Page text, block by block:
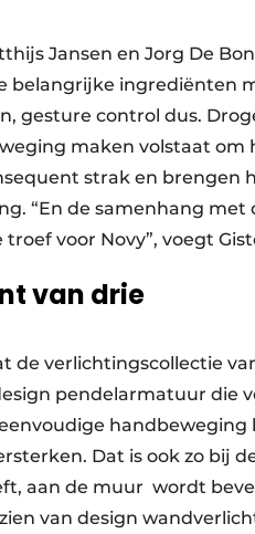
Jansen en Jorg De
belangrijke ingrediënten
gesture control dus.
maken volstaat om
strak en brengen
“En de samenhang
voor Novy”, voegt
van drie
de verlichtingscollectie
pendelarmatuur die
Dat is ook zo bij
aan de muur wordt
van design